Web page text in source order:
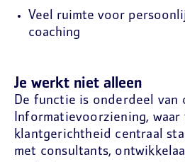
Veel ruimte voor
coaching
Je werkt niet alleen
De functie is onderdeel van
Informatievoorziening,
klantgerichtheid centraal
met consultants,